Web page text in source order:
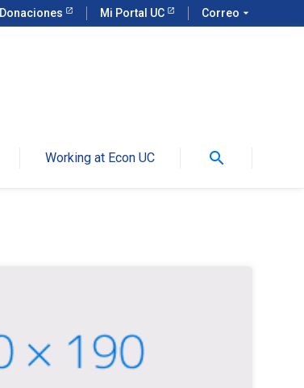
Donaciones Mi Portal UC Correo arrow_drop_down
Working at Econ UC search